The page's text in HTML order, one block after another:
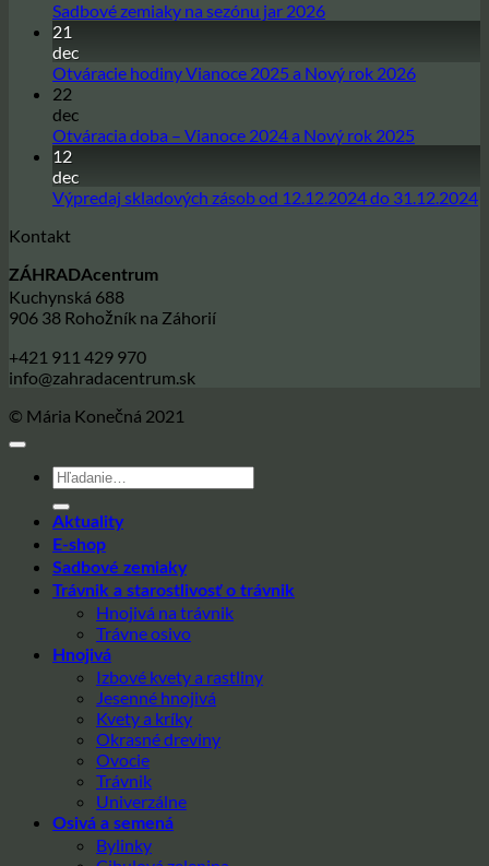
Sadbové zemiaky na sezónu jar 2026Žiadne
Sadbové
sezónu
21
dec
Otváracie hodiny Vianoce 2025 a Nový rok 2026Žiadne
2025
22
dec
Otváracia doba – Vianoce 2024 a Nový rok 2025
Otváracia
12
dec
Výpredaj skladových zásob od 12.12.2024 do 31.12.2024
Kontakt
ZÁHRADAcentrum
Kuchynská 688
906 38 Rohožník na Záhorií
+421 911 429 970
info@zahradacentrum.sk
© Mária Konečná 2021
Hľadať:
Aktuality
E-shop
Sadbové zemiaky
Trávnik a starostlivosť o trávnik
Hnojivá na trávnik
Trávne osivo
Hnojivá
Izbové kvety a rastliny
Jesenné hnojivá
Kvety a kríky
Okrasné dreviny
Ovocie
Trávnik
Univerzálne
Osivá a semená
Bylinky